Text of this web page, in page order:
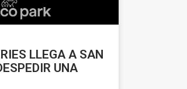
LLEGA A SAN
UNA